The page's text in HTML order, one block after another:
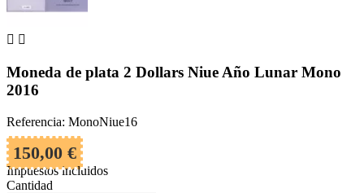
 
Moneda de plata 2 Dollars Niue Año Lunar Mono
2016
Referencia: MonoNiue16
150,00 €
Impuestos incluidos
Cantidad